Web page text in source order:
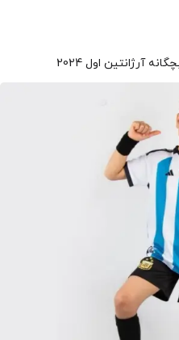
آرژانتین اول 2024